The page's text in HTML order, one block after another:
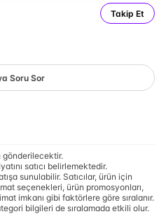
Takip Et
Soru Sor
gönderilecektir.
satıcı belirlemektedir.
sunulabilir. Satıcılar, ürün için
seçenekleri, ürün promosyonları,
imkanı gibi faktörlere göre sıralanır.
bilgileri de sıralamada etkili olur.